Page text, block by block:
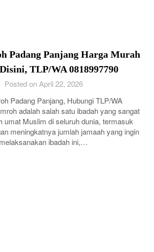
Padang Panjang Harga Murah
TLP/WA 0818997790
Posted on April 22, 2026
Padang Panjang, Hubungi TLP/WA
adalah salah satu ibadah yang sangat
umat Muslim di seluruh dunia, termasuk
meningkatnya jumlah jamaah yang ingin
melaksanakan ibadah ini,…